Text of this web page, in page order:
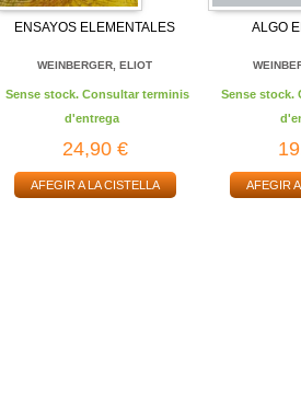
ENSAYOS ELEMENTALES
WEINBERGER, ELIOT
Sense stock. Consultar terminis
d'entrega
24,90 €
AFEGIR A LA CISTELLA
ALGO
Sense stock.
AFEGIR